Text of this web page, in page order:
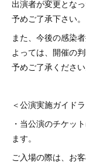
出演者が変更とな
予めご了承下さい。
また、今後の感染
よっては、開催の
予めご了承ください
＜公演実施ガイド
・当公演のチケッ
ます。
ご入場の際は、お